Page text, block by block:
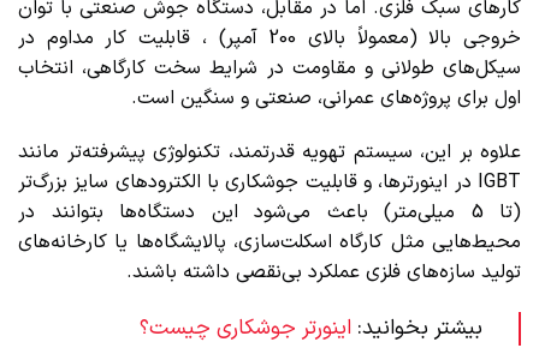
کارهای سبک فلزی. اما در مقابل، دستگاه جوش صنعتی با توان
خروجی بالا (معمولاً بالای 200 آمپر) ، قابلیت کار مداوم در
سیکل‌های طولانی و مقاومت در شرایط سخت کارگاهی، انتخاب
اول برای پروژه‌های عمرانی، صنعتی و سنگین است.
علاوه بر این، سیستم تهویه قدرتمند، تکنولوژی پیشرفته‌تر مانند
IGBT در اینورترها، و قابلیت جوشکاری با الکترودهای سایز بزرگ‌تر
(تا 5 میلی‌متر) باعث می‌شود این دستگاه‌ها بتوانند در
محیط‌هایی مثل کارگاه اسکلت‌سازی، پالایشگاه‌ها یا کارخانه‌های
تولید سازه‌های فلزی عملکرد بی‌نقصی داشته باشند.
بیشتر بخوانید: اینورتر جوشکاری چیست؟